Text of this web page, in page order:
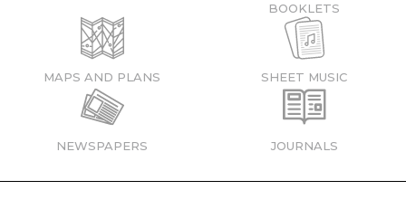
BOOKLETS
MAPS AND PLANS SHEET MUSIC
NEWSPAPERS JOURNALS